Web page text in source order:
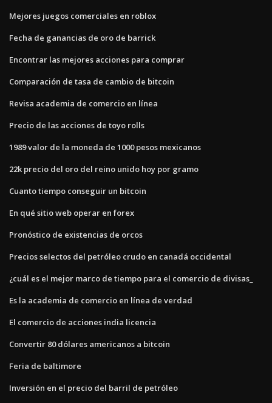
Mejores juegos comerciales en roblox
Fecha de ganancias de oro de barrick
Encontrar las mejores acciones para comprar
Comparación de tasa de cambio de bitcoin
Revisa academia de comercio en línea
Precio de las acciones de toyo rolls
1989 valor de la moneda de 1000 pesos mexicanos
22k precio del oro del reino unido hoy por gramo
Cuanto tiempo conseguir un bitcoin
En qué sitio web operar en forex
Pronóstico de existencias de orcos
Precios selectos del petróleo crudo en canadá occidental
¿cuál es el mejor marco de tiempo para el comercio de divisas_
Es la academia de comercio en línea de verdad
El comercio de acciones india licencia
Convertir 80 dólares americanos a bitcoin
Feria de baltimore
Inversión en el precio del barril de petróleo